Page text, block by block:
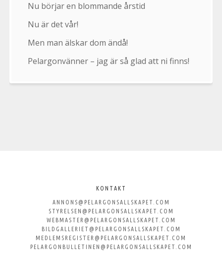
Nu börjar en blommande årstid
Nu är det vår!
Men man älskar dom ändå!
Pelargonvänner – jag är så glad att ni finns!
Svenska
Pelargonsällskapet
KONTAKT
ANNONS@PELARGONSALLSKAPET.COM
STYRELSEN@PELARGONSALLSKAPET.COM
WEBMASTER@PELARGONSALLSKAPET.COM
BILDGALLERIET@PELARGONSALLSKAPET.COM
MEDLEMSREGISTER@PELARGONSALLSKAPET.COM
PELARGONBULLETINEN@PELARGONSALLSKAPET.COM